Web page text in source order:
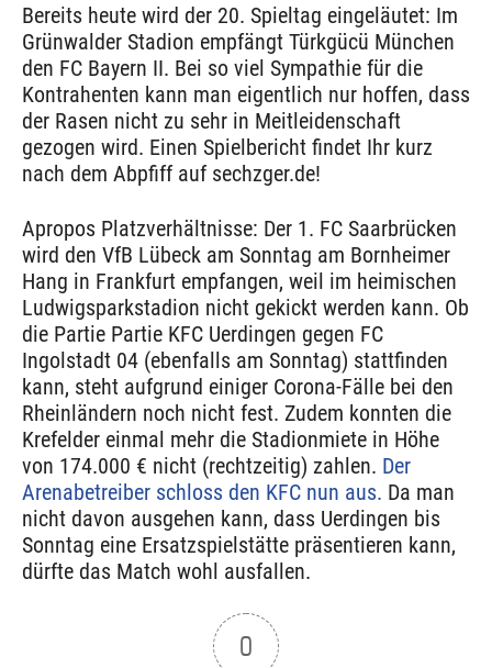
Bereits heute wird der 20. Spieltag eingeläutet: Im
Grünwalder Stadion empfängt Türkgücü München
den FC Bayern II. Bei so viel Sympathie für die
Kontrahenten kann man eigentlich nur hoffen, dass
der Rasen nicht zu sehr in Meitleidenschaft
gezogen wird. Einen Spielbericht findet Ihr kurz
nach dem Abpfiff auf sechzger.de!
Apropos Platzverhältnisse: Der 1. FC Saarbrücken
wird den VfB Lübeck am Sonntag am Bornheimer
Hang in Frankfurt empfangen, weil im heimischen
Ludwigsparkstadion nicht gekickt werden kann. Ob
die Partie Partie KFC Uerdingen gegen FC
Ingolstadt 04 (ebenfalls am Sonntag) stattfinden
kann, steht aufgrund einiger Corona-Fälle bei den
Rheinländern noch nicht fest. Zudem konnten die
Krefelder einmal mehr die Stadionmiete in Höhe
von 174.000 € nicht (rechtzeitig) zahlen. Der
Arenabetreiber schloss den KFC nun aus. Da man
nicht davon ausgehen kann, dass Uerdingen bis
Sonntag eine Ersatzspielstätte präsentieren kann,
dürfte das Match wohl ausfallen.
0